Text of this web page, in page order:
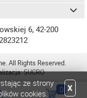
6, 42-200
All Rights Reserved.
SUCRO
0
ze strony
cookies.
X